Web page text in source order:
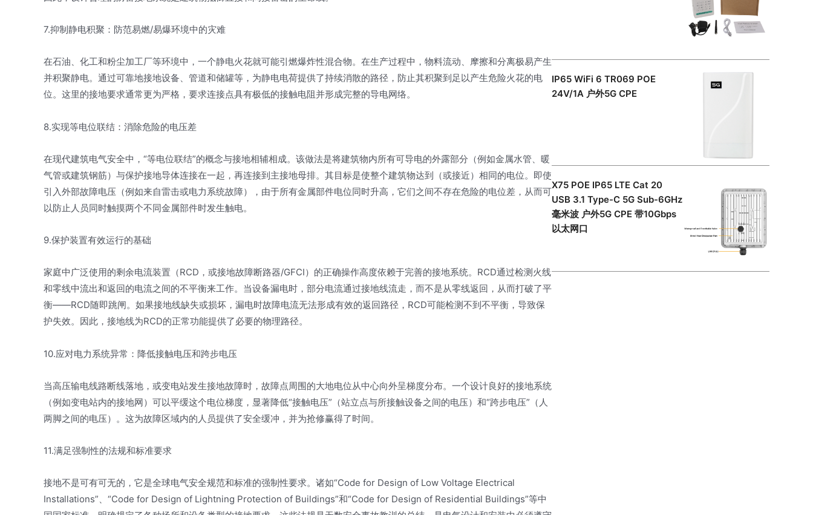
7.抑制静电积聚：防范易燃/易爆环境中的灾难
在石油、化工和粉尘加工厂等环境中，一个静电火花就可能引燃爆炸性混合物。在生产过程中，物料流动、摩擦和分离极易产生
并积聚静电。通过可靠地接地设备、管道和储罐等，为静电电荷提供了持续消散的路径，防止其积聚到足以产生危险火花的电
位。这里的接地要求通常更为严格，要求连接点具有极低的接触电阻并形成完整的导电网络。
8.实现等电位联结：消除危险的电压差
在现代建筑电气安全中，“等电位联结”的概念与接地相辅相成。该做法是将建筑物内所有可导电的外露部分（例如金属水管、暖
气管或建筑钢筋）与保护接地导体连接在一起，再连接到主接地母排。其目标是使整个建筑物达到（或接近）相同的电位。即使
引入外部故障电压（例如来自雷击或电力系统故障），由于所有金属部件电位同时升高，它们之间不存在危险的电位差，从而可
以防止人员同时触摸两个不同金属部件时发生触电。
9.保护装置有效运行的基础
家庭中广泛使用的剩余电流装置（RCD，或接地故障断路器/GFCI）的正确操作高度依赖于完善的接地系统。RCD通过检测火线
和零线中流出和返回的电流之间的不平衡来工作。当设备漏电时，部分电流通过接地线流走，而不是从零线返回，从而打破了平
衡——RCD随即跳闸。如果接地线缺失或损坏，漏电时故障电流无法形成有效的返回路径，RCD可能检测不到不平衡，导致保
护失效。因此，接地线为RCD的正常功能提供了必要的物理路径。
10.应对电力系统异常：降低接触电压和跨步电压
当高压输电线路断线落地，或变电站发生接地故障时，故障点周围的大地电位从中心向外呈梯度分布。一个设计良好的接地系统
（例如变电站内的接地网）可以平缓这个电位梯度，显著降低“接触电压”（站立点与所接触设备之间的电压）和“跨步电压”（人
两脚之间的电压）。这为故障区域内的人员提供了安全缓冲，并为抢修赢得了时间。
11.满足强制性的法规和标准要求
接地不是可有可无的，它是全球电气安全规范和标准的强制性要求。诸如“Code for Design of Low Voltage Electrical
Installations”、“Code for Design of Lightning Protection of Buildings”和“Code for Design of Residential Buildings”等中
IP65 WiFi 6 TR069 POE
24V/1A 户外5G CPE
X75 POE IP65 LTE Cat 20
USB 3.1 Type-C 5G Sub-6GHz
毫米波 户外5G CPE 带10Gbps
以太网口